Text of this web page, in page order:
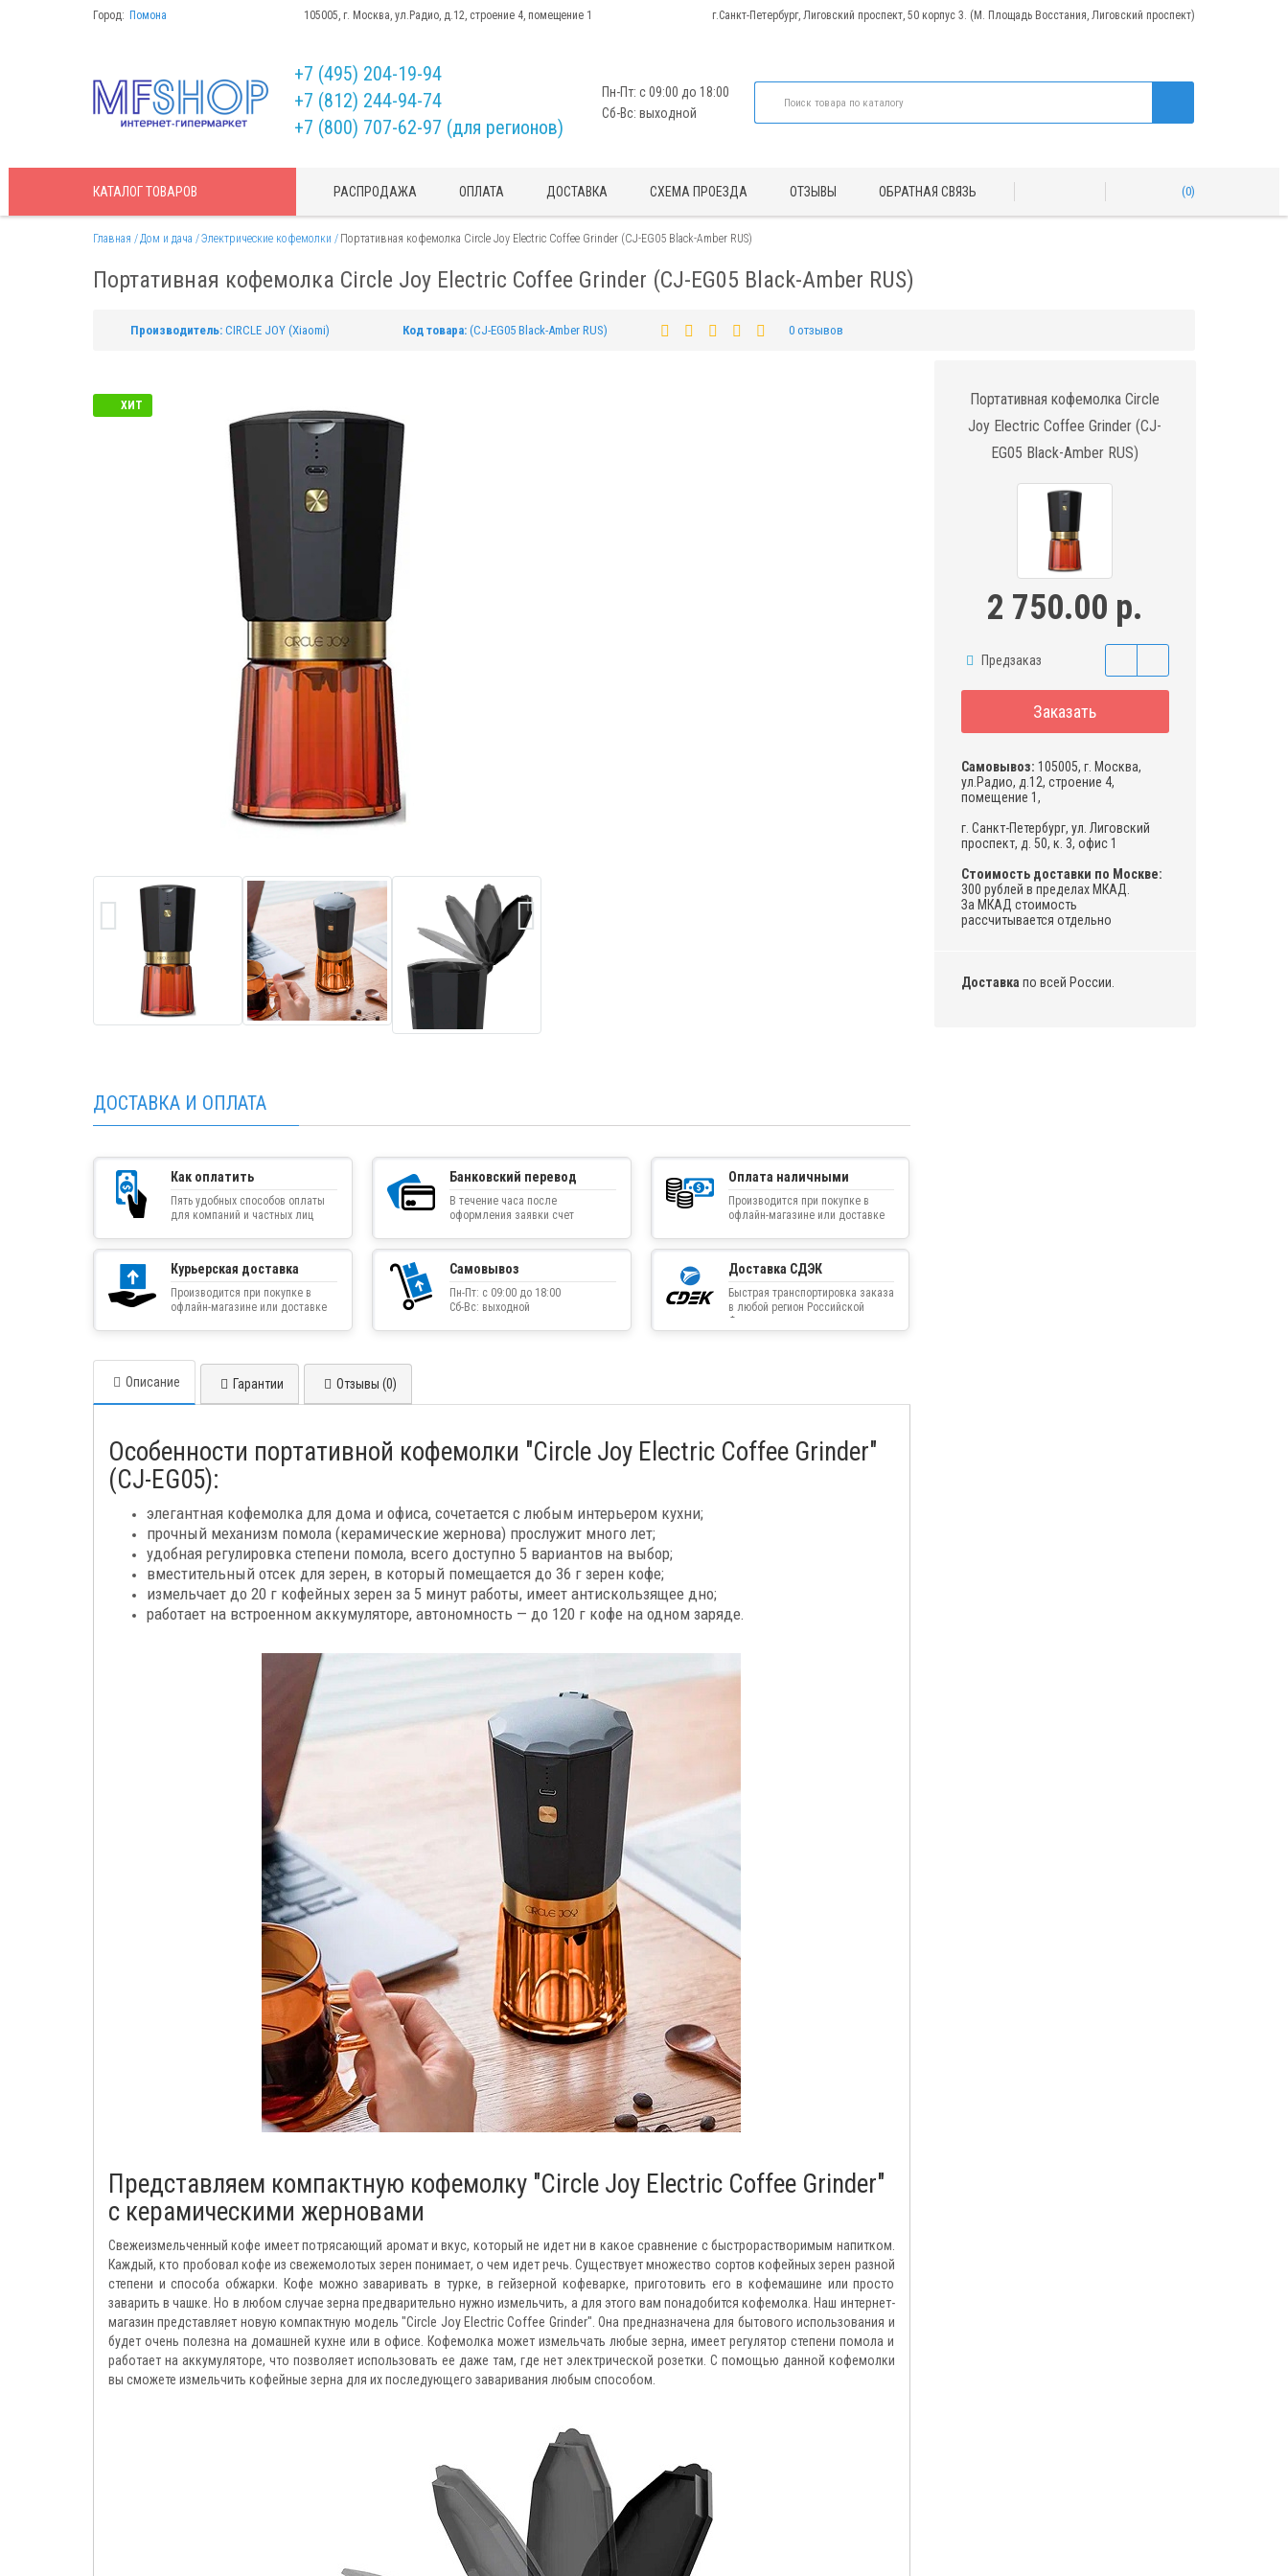
Город: Помона 105005, г. Москва, ул.Радио, д.12, строение 4, помещение 1 г.Санкт-Петербург, Лиговский проспект, 50 корпус 3. (М. Площадь Восстания, Лиговский проспект)
+7 (495) 204-19-94
+7 (812) 244-94-74
+7 (800) 707-62-97 (для регионов)
Пн-Пт: с 09:00 до 18:00
Сб-Вс: выходной
КАТАЛОГТОВАРОВ РАСПРОДАЖА ОПЛАТА ДОСТАВКА СХЕМА ПРОЕЗДА ОТЗЫВЫ ОБРАТНАЯ СВЯЗЬ 0
Главная Дом и дача Электрические кофемолки Портативная кофемолка Circle Joy Electric Coffee Grinder (CJ-EG05 Black-Amber RUS)
Портативная кофемолка Circle Joy Electric Coffee Grinder (CJ-EG05 Black-Amber RUS)
Производитель: CIRCLE JOY (Xiaomi) Код товара: (CJ-EG05 Black-Amber RUS) 0 отзывов
ХИТ
Портативная кофемолка Circle
Joy Electric Coffee Grinder (CJ-
EG05 Black-Amber RUS)
2 750.00 р.
Предзаказ
Заказать
Самовывоз: 105005, г. Москва,
ул.Радио, д.12, строение 4,
помещение 1,
г. Санкт-Петербург, ул. Лиговский
проспект, д. 50, к. 3, офис 1
Стоимость доставки по Москве:
300 рублей в пределах МКАД.
За МКАД стоимость
рассчитывается отдельно
Доставка по всей России.
ДОСТАВКА И ОПЛАТА
Как оплатить
Пять удобных способов оплаты
для компаний и частных лиц
Банковский перевод
В течение часа после
оформления заявки счет
электронную почту
Оплата наличными
Производится при покупке в
офлайн-магазине или доставке
Курьерская доставка
Производится при покупке в
офлайн-магазине или доставке
Самовывоз
Пн-Пт: с 09:00 до 18:00
Сб-Вс: выходной
Доставка СДЭК
Быстрая транспортировка заказа
в любой регион Российской
Федерации
Описание Гарантии Отзывы (0)
Особенности портативной кофемолки "Circle Joy Electric Coffee Grinder"
(CJ-EG05):
элегантная кофемолка для дома и офиса, сочетается с любым интерьером кухни;
прочный механизм помола (керамические жернова) прослужит много лет;
удобная регулировка степени помола, всего доступно 5 вариантов на выбор;
вместительный отсек для зерен, в который помещается до 36 г зерен кофе;
измельчает до 20 г кофейных зерен за 5 минут работы, имеет антискользящее дно;
работает на встроенном аккумуляторе, автономность — до 120 г кофе на одном заряде.
Представляем компактную кофемолку "Circle Joy Electric Coffee Grinder"
с керамическими жерновами
Свежеизмельченный кофе имеет потрясающий аромат и вкус, который не идет ни в какое сравнение с быстрорастворимым напитком.
Каждый, кто пробовал кофе из свежемолотых зерен понимает, о чем идет речь. Существует множество сортов кофейных зерен разной
степени и способа обжарки. Кофе можно заваривать в турке, в гейзерной кофеварке, приготовить его в кофемашине или просто
заварить в чашке. Но в любом случае зерна предварительно нужно измельчить, а для этого вам понадобится кофемолка. Наш интернет-
магазин представляет новую компактную модель "Circle Joy Electric Coffee Grinder". Она предназначена для бытового использования и
будет очень полезна на домашней кухне или в офисе. Кофемолка может измельчать любые зерна, имеет регулятор степени помола и
работает на аккумуляторе, что позволяет использовать ее даже там, где нет электрической розетки. С помощью данной кофемолки
вы сможете измельчить кофейные зерна для их последующего заваривания любым способом.